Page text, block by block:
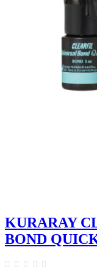
KURARAY
BOND